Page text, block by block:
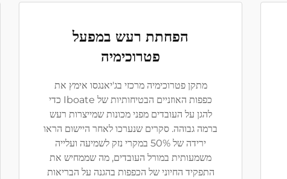
הפחתת רעש במפעל
פטרוכימיה
מתקן פטרוכימיה מרכזי בג'יאנגסו אימץ את
כפפות האוזניים הבטיחותיות של Iboate כדי
להגן על העובדים מפני מכונות שמייצרות רעש
ברמה גבוהה. סקרים שנערכו לאחר היישום הראו
ירידה של 50% במקרי נזק לשמיעה ועלייה
משמעותית במורל העובדים, מה שממחיש את
התפקיד החיוני של הכפפות בהגנה על הבריאות